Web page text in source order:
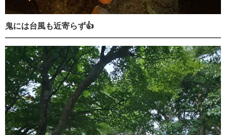
鬼には台風も近寄らず👍